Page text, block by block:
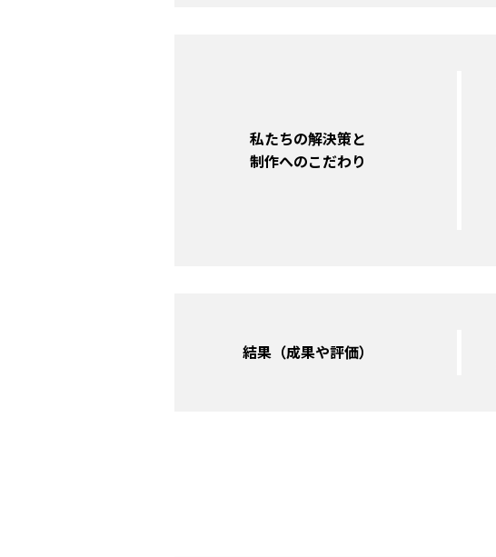
私たちの解決策と
制作へのこだわり
結果（成果や評価）